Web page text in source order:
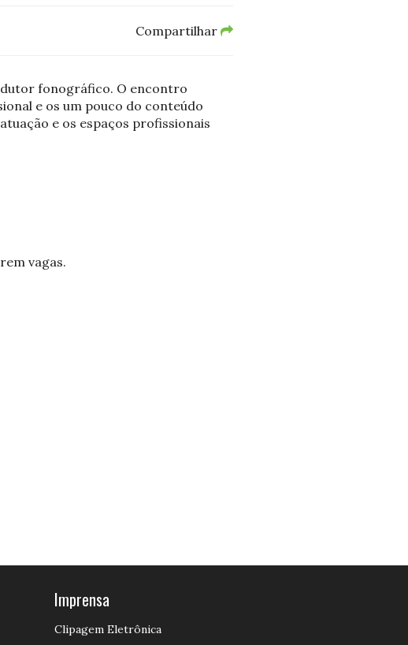
Compartilhar
fonográfico. O encontro
e os um pouco do conteúdo
e os espaços profissionais
vagas.
Imprensa
Clipagem Eletrônica